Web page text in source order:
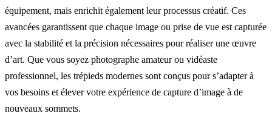
équipement, mais enrichit également leur processus créatif. Ces
avancées garantissent que chaque image ou prise de vue est capturée
avec la stabilité et la précision nécessaires pour réaliser une œuvre
d’art. Que vous soyez photographe amateur ou vidéaste
professionnel, les trépieds modernes sont conçus pour s’adapter à
vos besoins et élever votre expérience de capture d’image à de
nouveaux sommets.